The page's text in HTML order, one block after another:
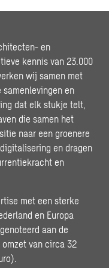
en
kennis van 23.000
wij samen met
samenlevingen en
dat elk stukje telt,
die samen het
naar een groenere
en dragen
en
met een sterke
en Europa
aan de
omzet van circa 32